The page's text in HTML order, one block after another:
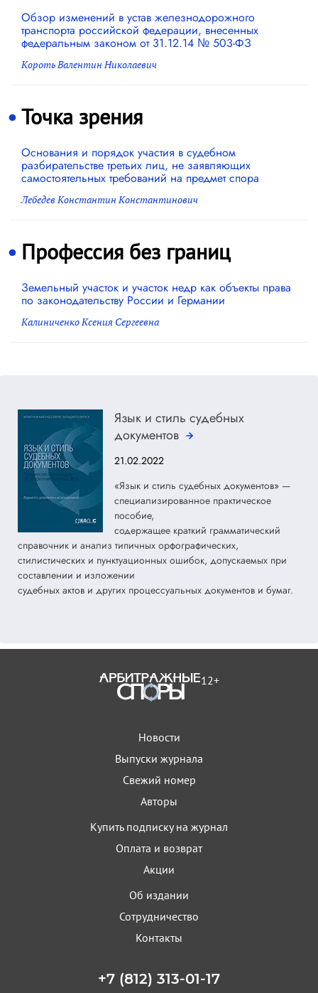
Обзор изменений в устав железнодорожного
транспорта российской федерации, внесенных
федеральным законом от 31.12.14 № 503-ФЗ
Короть Валентин Николаевич
Точка зрения
Основания и порядок участия в судебном
разбирательстве третьих лиц, не заявляющих
самостоятельных требований на предмет спора
Лебедев Константин Константинович
Профессия без границ
Земельный участок и участок недр как объекты права
по законодательству России и Германии
Калиниченко Ксения Сергеевна
Язык и стиль судебных
документов
21.02.2022
«Язык и стиль судебных документов» —
специализированное практическое
пособие,
содержащее краткий грамматический
справочник и анализ типичных орфографических,
стилистических и пунктуационных ошибок, допускаемых при
составлении и изложении
судебных актов и других процессуальных документов и бумаг.
12+
Новости
Выпуски журнала
Свежий номер
Авторы
Купить подписку на журнал
Оплата и возврат
Акции
Об издании
Сотрудничество
Контакты
+7 (812) 313-01-17